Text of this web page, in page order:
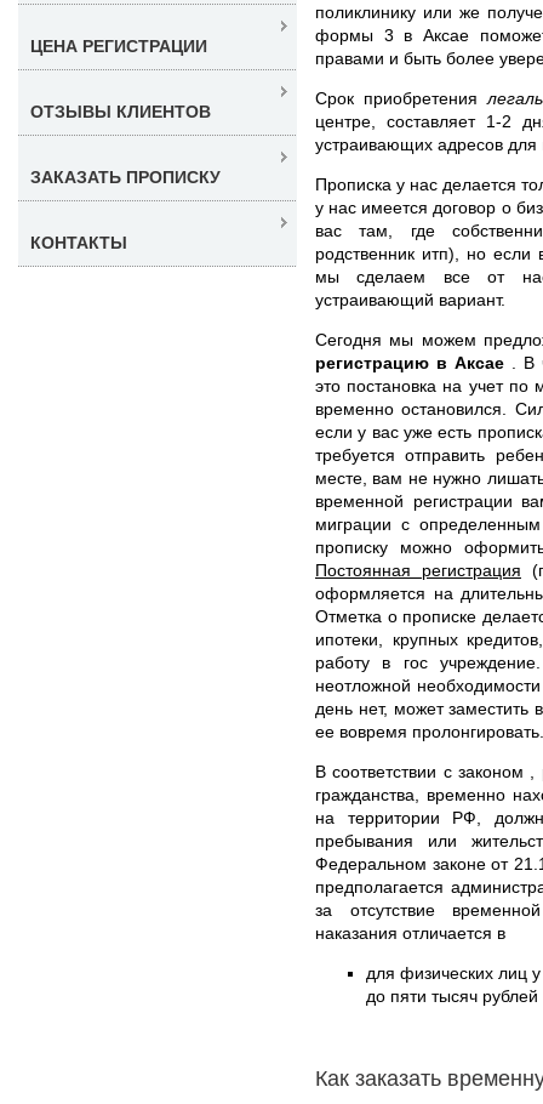
поликлинику или же
формы 3 в Аксае
правами и быть более
Срок приобретения
центре, составляет 1-2
устраивающих адресов
Прописка у нас делается
у нас имеется договор о
вас там, где
родственник итп), но
мы сделаем все от
устраивающий вариант.
Сегодня мы можем
регистрацию в Аксае
.
это постановка на учет по
временно остановился.
если у вас уже есть
требуется отправить
месте, вам не нужно
временной регистрации
миграции с
прописку можно
Постоянная регистрация
оформляется на
Отметка о прописке
ипотеки, крупных
работу в гос
неотложной
день нет, может заместить
ее вовремя пролонгировать.
В соответствии с законом
гражданства, временно
на территории РФ,
пребывания или
Федеральном законе от
предполагается
за отсутствие
наказания отличается в
для физических лиц у
до пяти тысяч рублей
Как заказать
ЦЕНА РЕГИСТРАЦИИ
ОТЗЫВЫ КЛИЕНТОВ
ЗАКАЗАТЬ ПРОПИСКУ
КОНТАКТЫ